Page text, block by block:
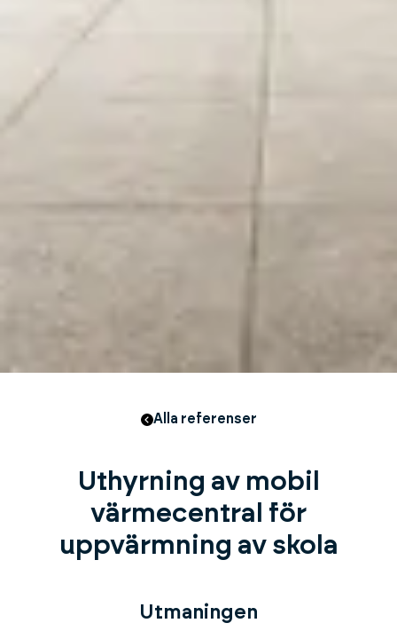
Alla referenser
Uthyrning av mobil
värmecentral för
uppvärmning av skola
Utmaningen